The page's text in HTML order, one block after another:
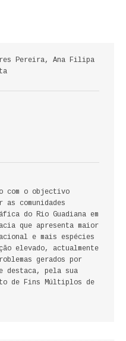
Pereira, Ana Filipa
o objectivo
comunidades
do Rio Guadiana em
que apresenta maior
e mais espécies
elevado, actualmente
gerados por
destaca, pela sua
de Fins Múltiplos de